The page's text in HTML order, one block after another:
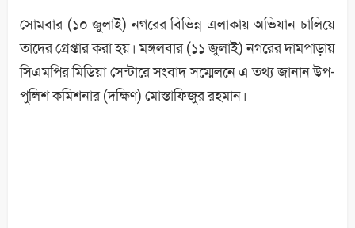
সোমবার (১০ জুলাই) নগরের বিভিন্ন এলাকায় অভিযান চালিয়ে
তাদের গ্রেপ্তার করা হয়। মঙ্গলবার (১১ জুলাই) নগরের দামপাড়ায়
সিএমপির মিডিয়া সেন্টারে সংবাদ সম্মেলনে এ তথ্য জানান উপ-
পুলিশ কমিশনার (দক্ষিণ) মোস্তাফিজুর রহমান।